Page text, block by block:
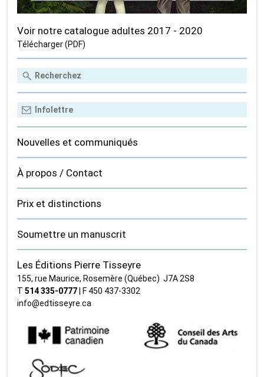
Voir notre catalogue adultes 2017 - 2020
Télécharger (PDF)
Nouvelles et communiqués
À propos / Contact
Prix et distinctions
Soumettre un manuscrit
Les Éditions Pierre Tisseyre
155, rue Maurice, Rosemère (Québec) J7A 2S8
T514 335‑0777 | F 450 437‑3302
info@edtisseyre.ca